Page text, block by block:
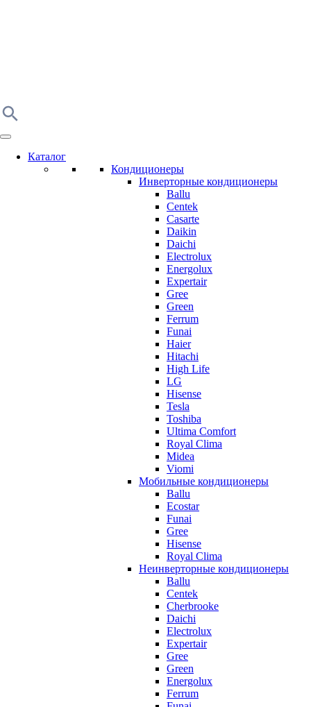
Каталог
Кондиционеры
Инверторные кондиционеры
Ballu
Centek
Casarte
Daikin
Daichi
Electrolux
Energolux
Expertair
Gree
Green
Ferrum
Funai
Haier
Hitachi
High Life
LG
Hisense
Tesla
Toshiba
Ultima Comfort
Royal Clima
Midea
Viomi
Мобильные кондиционеры
Ballu
Ecostar
Funai
Gree
Hisense
Royal Clima
Неинверторные кондиционеры
Ballu
Centek
Cherbrooke
Daichi
Electrolux
Expertair
Gree
Green
Energolux
Ferrum